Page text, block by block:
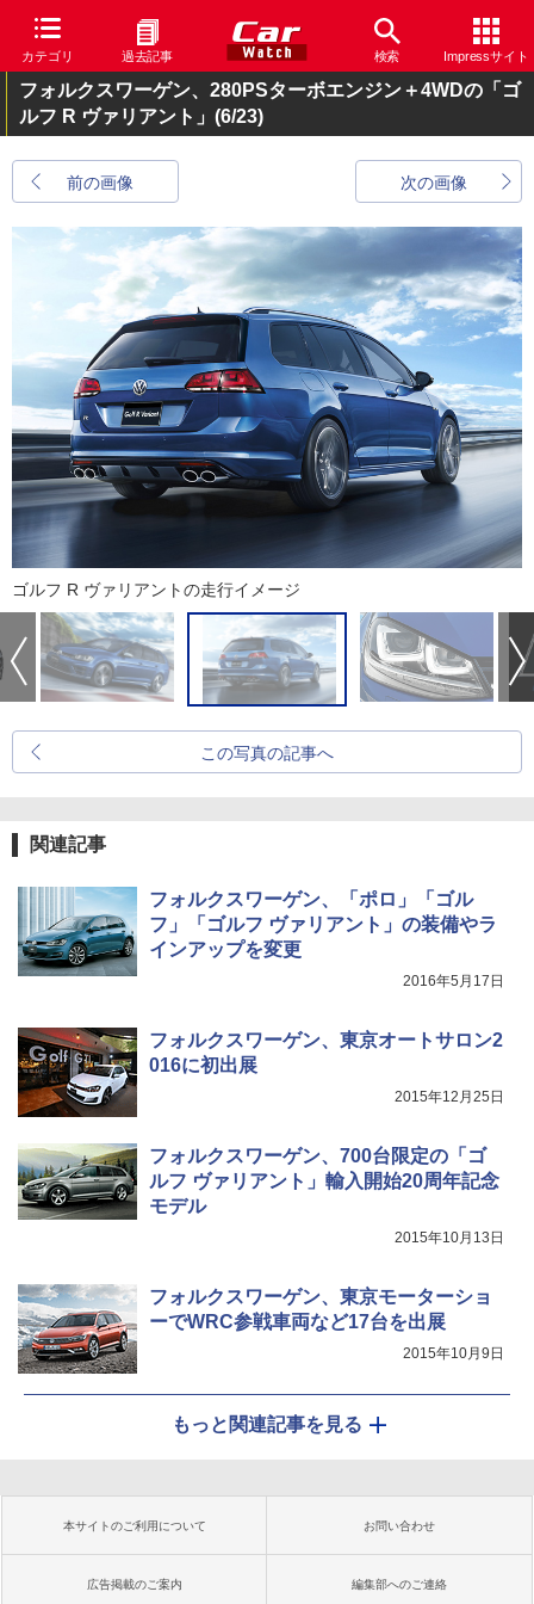
カテゴリ 過去記事 検索 Impressサイト
フォルクスワーゲン、280PSターボエンジン＋4WDの「ゴ
ルフ R ヴァリアント」 (6/23)
前の画像 次の画像
ゴルフ R ヴァリアントの走行イメージ
この写真の記事へ
関連記事
フォルクスワーゲン、「ポロ」「ゴル
フ」「ゴルフ ヴァリアント」の装備やラ
インアップを変更
2016年5月17日
フォルクスワーゲン、東京オートサロン2
016に初出展
2015年12月25日
フォルクスワーゲン、700台限定の「ゴ
ルフ ヴァリアント」輸入開始20周年記念
モデル
2015年10月13日
フォルクスワーゲン、東京モーターショ
ーでWRC参戦車両など17台を出展
2015年10月9日
もっと関連記事を見る
本サイトのご利用について お問い合わせ
広告掲載のご案内 編集部へのご連絡